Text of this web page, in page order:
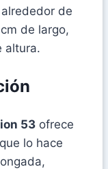
de
de largo,
altura.
53 ofrece
lo hace